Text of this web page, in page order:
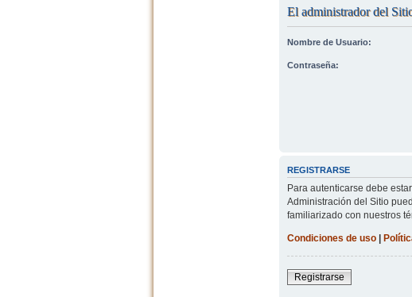
El administrador del
Nombre de Usuario:
Contraseña:
REGISTRARSE
Para autenticarse debe
Administración del Sitio
familiarizado con nuestros
Condiciones de uso|
Registrarse